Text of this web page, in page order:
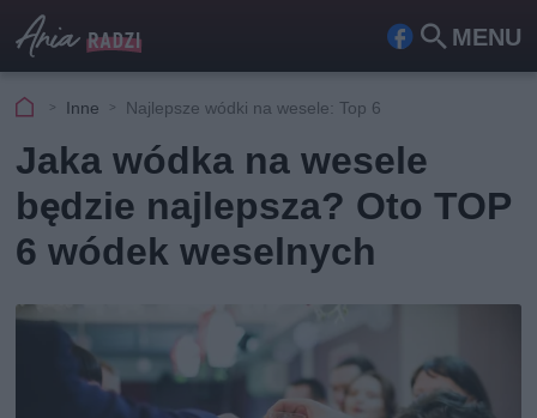
MENU
Fa Szu
Inne Najlepsze wódki na wesele: Top 6
Jaka wódka na wesele
będzie najlepsza? Oto TOP
6 wódek weselnych